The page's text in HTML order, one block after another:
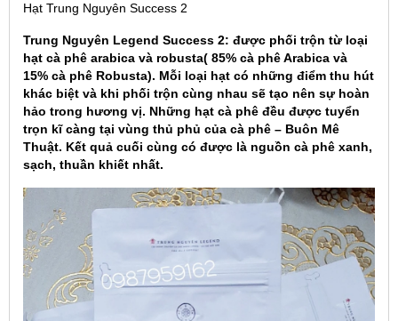
Hạt Trung Nguyên Success 2
Trung Nguyên Legend Success 2: được phối trộn từ loại
hạt cà phê arabica và robusta( 85% cà phê Arabica và
15% cà phê Robusta). Mỗi loại hạt có những điểm thu hút
khác biệt và khi phối trộn cùng nhau sẽ tạo nên sự hoàn
hảo trong hương vị. Những hạt cà phê đều được tuyển
trọn kĩ càng tại vùng thủ phủ của cà phê – Buôn Mê
Thuật. Kết quả cuối cùng có được là nguồn cà phê xanh,
sạch, thuần khiết nhất.